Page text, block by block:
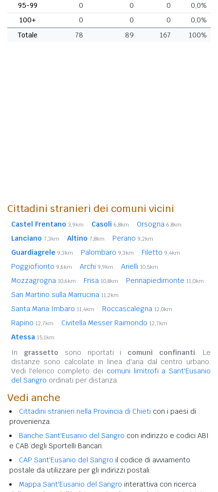
95-99
0 0 0
0,0%
100+
0 0 0
0,0%
Totale
78 89 167 100%
Cittadini stranieri dei comuni vicini
Castel Frentano 3,9km Casoli 6,8km Orsogna 6,8km
Lanciano 7,3km Altino 7,8km Perano 9,2km
Guardiagrele 9,3km Palombaro 9,3km Filetto 9,4km
Poggiofiorito 9,6km Archi 9,9km Arielli 10,5km
Mozzagrogna 10,6km Frisa 10,8km Pennapiedimonte 11,0km
San Martino sulla Marrucina 11,2km
Santa Maria Imbaro 11,4km Roccascalegna 12,0km
Rapino 12,7km Civitella Messer Raimondo 12,7km
Atessa 15,1km
In grassetto sono riportati i comuni confinanti. Le
distanze sono calcolate in linea d'aria dal centro urbano.
Vedi l'elenco completo dei comuni limitrofi a Sant'Eusanio
del Sangro ordinati per distanza.
Vedi anche
Cittadini stranieri nella Provincia di Chieti con i paesi di
provenienza.
Banche Sant'Eusanio del Sangro con indirizzo e codici ABI
e CAB degli Sportelli Bancari.
CAP Sant'Eusanio del Sangro il codice di avviamento
postale da utilizzare per gli indirizzi postali.
Mappa Sant'Eusanio del Sangro interattiva con ricerca